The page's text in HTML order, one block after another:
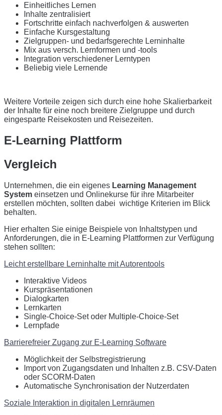
Einheitliches Lernen
Inhalte zentralisiert
Fortschritte einfach nachverfolgen & auswerten
Einfache Kursgestaltung
Zielgruppen- und bedarfsgerechte Lerninhalte
Mix aus versch. Lernformen und -tools
Integration verschiedener Lerntypen
Beliebig viele Lernende
Weitere Vorteile zeigen sich durch eine hohe Skalierbarkeit
der Inhalte für eine noch breitere Zielgruppe und durch
eingesparte Reisekosten und Reisezeiten.
E-Learning Plattform
Vergleich
Unternehmen, die ein eigenes Learning Management
System einsetzen und Onlinekurse für ihre Mitarbeiter
erstellen möchten, sollten dabei wichtige Kriterien im Blick
behalten.
Hier erhalten Sie einige Beispiele von Inhaltstypen und
Anforderungen, die in E-Learning Plattformen zur Verfügung
stehen sollten:
Leicht erstellbare Lerninhalte mit Autorentools
Interaktive Videos
Kurspräsentationen
Dialogkarten
Lernkarten
Single-Choice-Set oder Multiple-Choice-Set
Lernpfade
Barrierefreier Zugang zur E-Learning Software
Möglichkeit der Selbstregistrierung
Import von Zugangsdaten und Inhalten z.B. CSV-Daten
oder SCORM-Daten
Automatische Synchronisation der Nutzerdaten
Soziale Interaktion in digitalen Lernräumen